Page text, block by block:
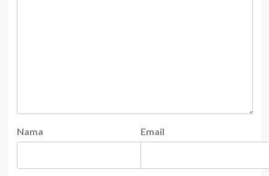
Nama Email